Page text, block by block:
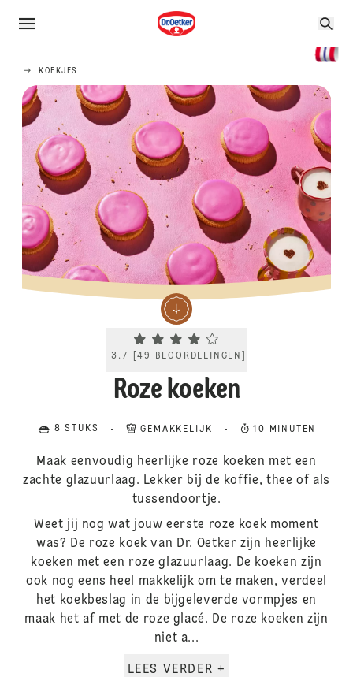
KOEKJES
Current rating 3.7. Click to rate.
3.7 [49 BEOORDELINGEN
Roze koeken
8 STUKS GEMAKKELIJK 10 MINUTEN
Maak eenvoudig heerlijke roze koeken met een
zachte glazuurlaag. Lekker bij de koffie, thee of als
tussendoortje.
Weet jij nog wat jouw eerste roze koek moment
was? De roze koek van Dr. Oetker zijn heerlijke
koeken met een roze glazuurlaag. De koeken zijn
ook nog eens heel makkelijk om te maken, verdeel
het koekbeslag in de bijgeleverde vormpjes en
maak het af met de roze glacé. De roze koeken zijn
niet a...
LEES VERDER +